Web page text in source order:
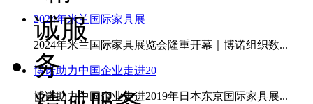
2024年米兰国际家具展
2024年米兰国际家具展览会隆重开幕｜博诺组织数...
博诺助力中国企业走进20
博诺助力中国企业走进2019年日本东京国际家具展...